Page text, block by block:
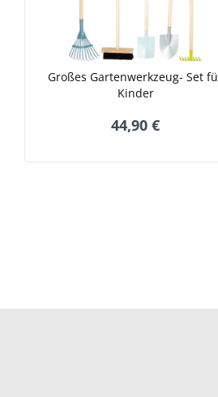
Großes Gartenwerkzeug- Set
Kinder
44,90 €